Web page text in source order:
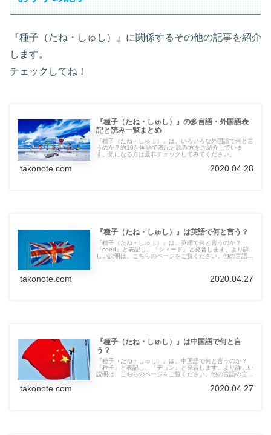
『種子（たね・しゅし）』に関係するその他の記事を紹介
します。
チェックしてね！
『種子（たね・しゅし）』の多言語・外国語表
記と読み一覧まとめ
『種子（たね・しゅし）』は、いろいろな外国語で何と言
うのか？約10か国語で表記と読み方をご紹介していま
す。気になる方は是非チェックしてみてください。
takonote.com 2020.04.28
『種子（たね・しゅし）』は英語で何と言う？
『種子（たね・しゅし）』は、英語で何と言うのか？
『seed』と表記し、『シィード』と発音します。より詳
しい説明は、こちらのページをご覧ください。他の言語の
takonote.com 2020.04.27
『種子（たね・しゅし）』は中国語で何と言
う？
『種子（たね・しゅし）』は、中国語で何と言うのか？
『种子』と表記し、『ヂョン』と発音します。より詳しい
説明は、こちらのページをご覧ください。他の言語の言葉
takonote.com 2020.04.27